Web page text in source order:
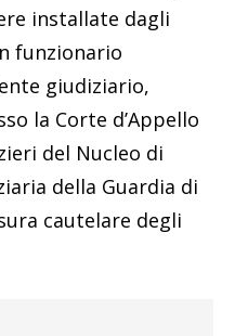
installate dagli
funzionario
giudiziario,
la Corte d’Appello
del Nucleo di
della Guardia di
cautelare degli